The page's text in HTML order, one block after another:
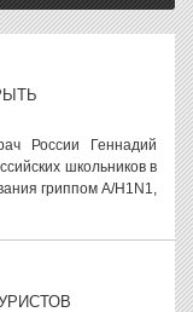
России Геннадий
школьников в
гриппом A/H1N1,